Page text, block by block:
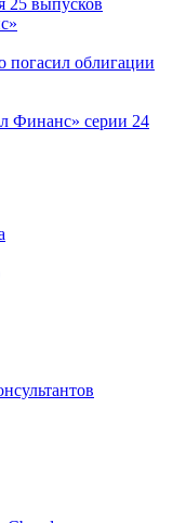
25 выпусков
облигации
Финанс» серии 24